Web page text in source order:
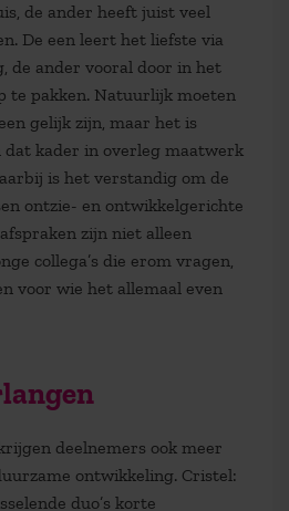
de ander heeft juist veel
De een leert het liefste via
de ander vooral door in het
te pakken. Natuurlijk moeten
gelijk zijn, maar het is
kader in overleg maatwerk
is het verstandig om de
ontzie- en ontwikkelgerichte
zijn niet alleen
collega’s die erom vragen,
voor wie het allemaal even
deelnemers ook meer
ontwikkeling. Cristel:
duo’s korte